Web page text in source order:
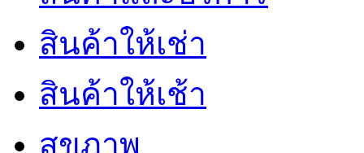
สินค้าให้เช่า
สินค้าให้เช้า
สุขภาพ